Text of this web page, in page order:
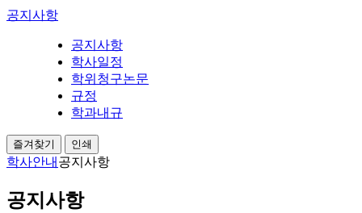
공지사항
공지사항
학사일정
학위청구논문
규정
학과내규
즐겨찾기 인쇄
학사안내 공지사항
공지사항